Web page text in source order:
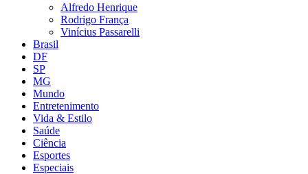
Alfredo Henrique
Rodrigo França
Vinícius Passarelli
Brasil
DF
SP
MG
Mundo
Entretenimento
Vida & Estilo
Saúde
Ciência
Esportes
Especiais